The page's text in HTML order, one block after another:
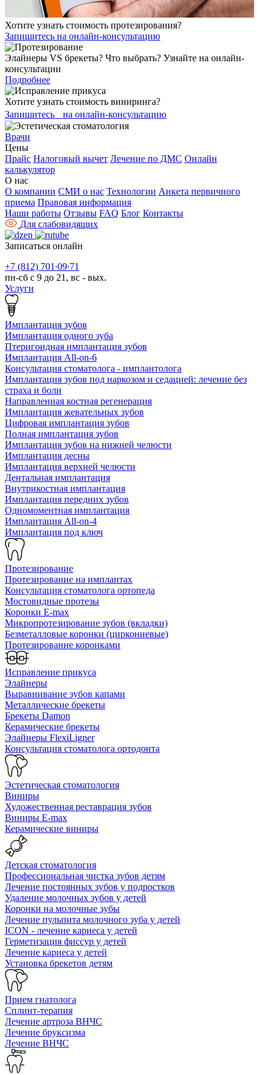
Хотите узнать стоимость протезирования?
Запишитесь на онлайн-консультацию
Элайнеры VS брекеты? Что выбрать? Узнайте на онлайн-
консультации
Подробнее
Хотите узнать стоимость виниринга?
Запишитесь на онлайн-консультацию
Врачи
Цены
Прайс Налоговый вычет Лечение по ДМС Онлайн
калькулятор
О нас
О компании СМИ о нас Технологии Анкета первичного
приема Правовая информация
Наши работы Отзывы FAQ Блог Контакты
Для слабовидящих
Записаться онлайн
+7 (812) 701∙09∙71
пн-сб с 9 до 21, вс - вых.
Услуги
Имплантация зубов
Имплантация одного зуба
Птеригоидная имплантация зубов
Имплантация All-on-6
Консультация стоматолога - имплантолога
Имплантация зубов под наркозом и седацией: лечение без
страха и боли
Направленная костная регенерация
Имплантация жевательных зубов
Цифровая имплантация зубов
Полная имплантация зубов
Имплантация зубов на нижней челюсти
Имплантация десны
Имплантация верхней челюсти
Дентальная имплантация
Внутрикостная имплантация
Имплантация передних зубов
Одномоментная имплантация
Имплантация All-on-4
Имплантация под ключ
Протезирование
Протезирование на имплантах
Консультация стоматолога ортопеда
Мостовидные протезы
Коронки E-max
Микропротезирование зубов (вкладки)
Безметалловые коронки (циркониевые)
Протезирование коронками
Исправление прикуса
Элайнеры
Выравнивание зубов капами
Металлические брекеты
Брекеты Damon
Керамические брекеты
Элайнеры FlexiLigner
Консультация стоматолога ортодонта
Эстетическая стоматология
Виниры
Художественная реставрация зубов
Виниры E-max
Керамические виниры
Детская стоматология
Профессиональная чистка зубов детям
Лечение постоянных зубов у подростков
Удаление молочных зубов у детей
Коронки на молочные зубы
Лечение пульпита молочного зуба у детей
ICON - лечение кариеса у детей
Герметизация фиссур у детей
Лечение кариеса у детей
Установка брекетов детям
Прием гнатолога
Сплинт-терапия
Лечение артроза ВНЧС
Лечение бруксизма
Лечение ВНЧС